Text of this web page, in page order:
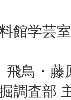
館学芸
鳥・藤
調査